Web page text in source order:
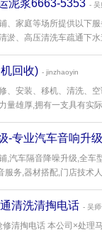
泥浆6663-5353 - 吴
、家庭等场所提供以下
淤、高压清洗车疏通下
回收) - jinzhaoyin
、安装、移机、清洗、
量雄厚,拥有一支具有实
-专业汽车音响升
,汽车隔音降噪升级,全
服务,器材搭配,门店技术
清洗清掏电话 - 吴
清掏电话 本公司×处理